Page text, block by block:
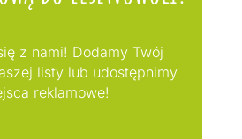
z nami! Dodamy Twój
listy lub udostępnimy
reklamowe!